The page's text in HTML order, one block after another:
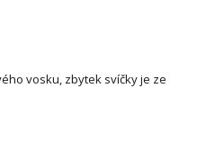
vosku, zbytek svíčky je ze